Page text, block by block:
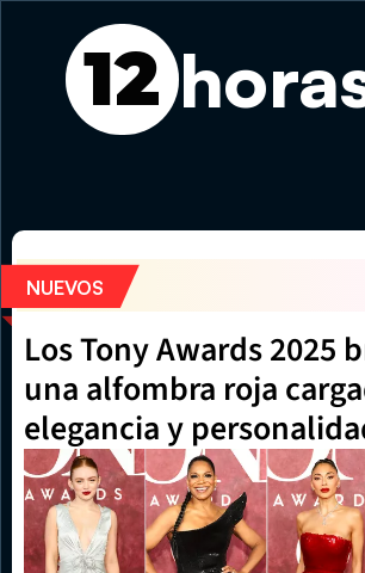
12
Feria Gastronómica de Verano
NUEVOS
Los Tony Awards 2025
una alfombra roja
elegancia y